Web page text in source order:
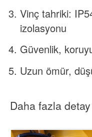
Vinç tahriki:
izolasyonu
Güvenlik,
Uzun ömür,
Daha fazla detay